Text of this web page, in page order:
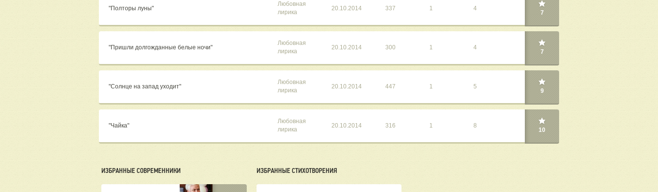
"Полторы луны"
Любовная
лирика
20.10.2014 337 1 4
7
"Пришли долгожданные белые ночи"
Любовная
лирика
20.10.2014 300 1 4
7
"Солнце на запад уходит"
Любовная
лирика
20.10.2014 447 1 5
9
"Чайка"
Любовная
лирика
20.10.2014 316 1 8
10
ИЗБРАННЫЕ СОВРЕМЕННИКИ ИЗБРАННЫЕ СТИХОТВОРЕНИЯ